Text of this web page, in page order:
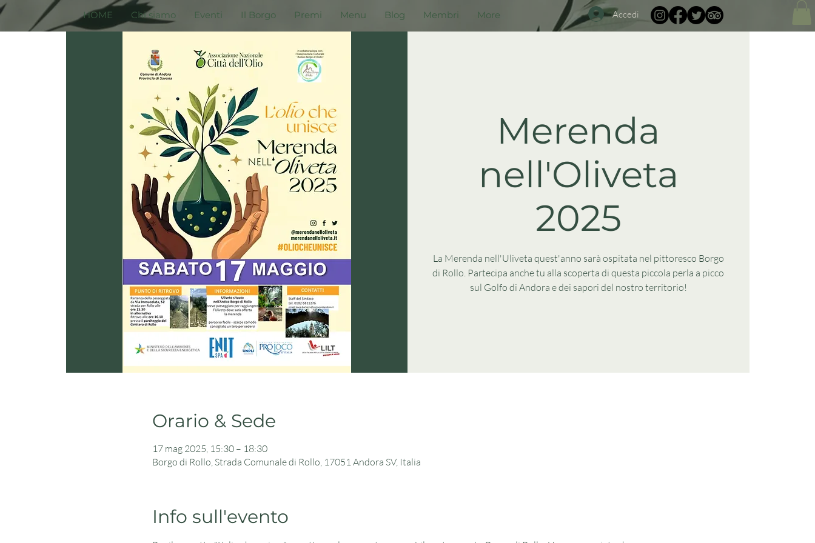
HOME Chi siamo Eventi Il Borgo Premi Menu Blog Membri More Accedi
Merenda
nell'Oliveta
2025
La Merenda nell'Uliveta quest'anno sarà ospitata nel pittoresco Borgo
di Rollo. Partecipa anche tu alla scoperta di questa piccola perla a picco
sul Golfo di Andora e dei sapori del nostro territorio!
Orario & Sede
17 mag 2025, 15:30 – 18:30
Borgo di Rollo, Strada Comunale di Rollo, 17051 Andora SV, Italia
Info sull'evento